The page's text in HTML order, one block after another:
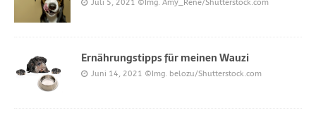
Juli 5, 2021 ©Img. Amy_Rene/Shutterstock.com
Ernährungstipps für meinen Wauzi
Juni 14, 2021 ©Img. belozu/Shutterstock.com